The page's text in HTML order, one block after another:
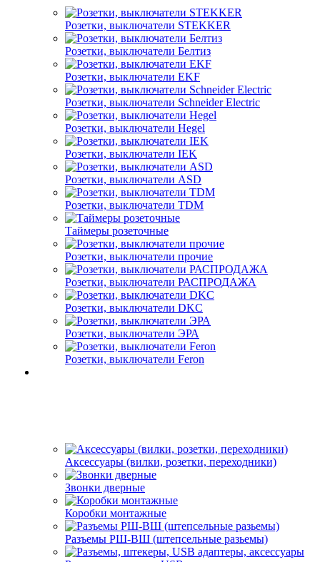
Розетки, выключатели STEKKER
Розетки, выключатели Белтиз
Розетки, выключатели EKF
Розетки, выключатели Schneider Electric
Розетки, выключатели Hegel
Розетки, выключатели IEK
Розетки, выключатели ASD
Розетки, выключатели TDM
Таймеры розеточные
Розетки, выключатели прочие
Розетки, выключатели РАСПРОДАЖА
Розетки, выключатели DKC
Розетки, выключатели ЭРА
Розетки, выключатели Feron
Аксессуары (вилки, розетки, переходники)
Звонки дверные
Коробки монтажные
Разъемы РШ-ВШ (штепсельные разьемы)